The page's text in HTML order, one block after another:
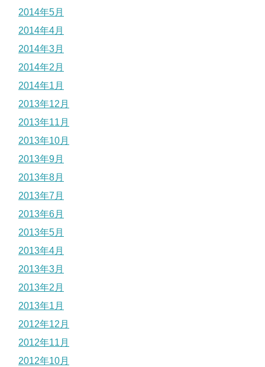
2014年5月
2014年4月
2014年3月
2014年2月
2014年1月
2013年12月
2013年11月
2013年10月
2013年9月
2013年8月
2013年7月
2013年6月
2013年5月
2013年4月
2013年3月
2013年2月
2013年1月
2012年12月
2012年11月
2012年10月